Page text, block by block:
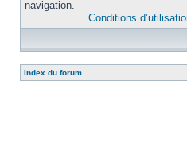
navigation.
Conditions
Index du forum